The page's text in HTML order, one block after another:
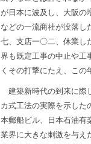
が日本に波及し、大阪の
などの一流商社が没落し
七、支店一〇二、休業し
界も既定工事の中止や工
くその打撃にたえ、この
建築新時代の到来に際
カ式工法の実際を示した
本郵船ビル、日本石油有
業界に大きな刺激を与え